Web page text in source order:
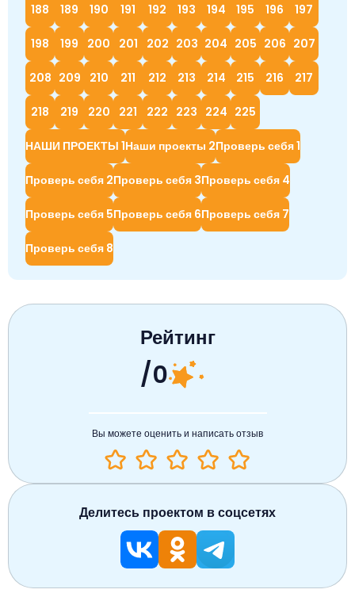
188 189 190 191 192 193 194 195 196 197
198 199 200 201 202 203 204 205 206 207
208 209 210 211 212 213 214 215 216 217
218 219 220 221 222 223 224 225
НАШИ ПРОЕКТЫ 1Наши проекты 2Проверь себя 1
Проверь себя 2Проверь себя 3Проверь себя 4
Проверь себя 5Проверь себя 6Проверь себя 7
Проверь себя 8
Рейтинг
/0
Вы можете оценить и написать отзыв
Делитесь проектом в соцсетях